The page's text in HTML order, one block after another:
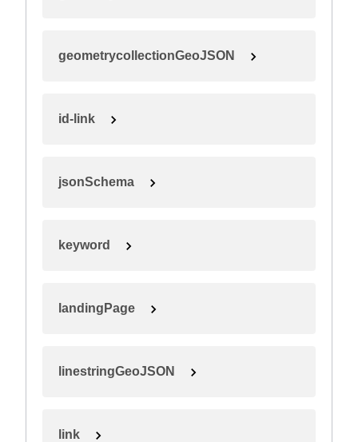
geometrycollectionGeoJSON
id-link
jsonSchema
keyword
landingPage
linestringGeoJSON
link